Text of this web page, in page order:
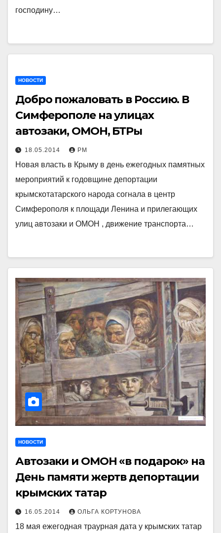
господину…
НОВОСТИ
Добро пожаловать в Россию. В
Симферополе на улицах
автозаки, ОМОН, БТРы
18.05.2014 РМ
Новая власть в Крыму в день ежегодных памятных
мероприятий к годовщине депортации
крымскотатарского народа согнала в центр
Симферополя к площади Ленина и прилегающих
улиц автозаки и ОМОН , движение транспорта…
НОВОСТИ
Автозаки и ОМОН «в подарок» на
День памяти жертв депортации
крымских татар
16.05.2014 ОЛЬГА КОРТУНОВА
18 мая ежегодная траурная дата у крымских татар